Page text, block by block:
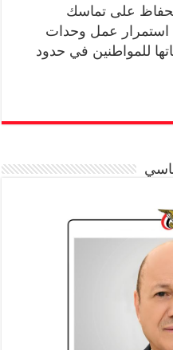
على تماسك
استمرار عمل وحدات
للمواطنين في حدود